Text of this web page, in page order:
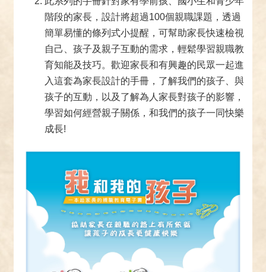
階段的家長，設計將超過100個親職課題，透過
簡單易懂的條列式小提醒，可幫助家長快速檢視
自己、孩子及親子互動的需求，輕鬆學習親職教
育知能及技巧。歡迎家長和有興趣的民眾一起進
入這套為家長設計的手冊，了解我們的孩子、與
孩子的互動，以及了解為人家長對孩子的影響，
學習如何經營親子關係，和我們的孩子一同快樂
成長!